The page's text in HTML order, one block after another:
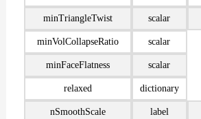
minTriangleTwist scalar
minVolCollapseRatio scalar
minFaceFlatness scalar
relaxed dictionary
nSmoothScale label